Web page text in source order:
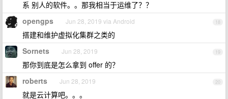
系 别人的软件。。那我相当于运维了？？
18
opengps Jun 28, 2019 via Android
搭建和维护虚拟化集群之类的
19
Sornets Jun 28, 2019
那你到底是怎么拿到 offer 的？
20
roberts Jun 28, 2019
就是云计算吧。。。